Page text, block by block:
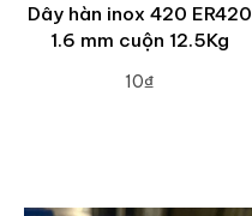
Dây hàn inox 420 ER420
1.6 mm cuộn 12.5Kg
10₫